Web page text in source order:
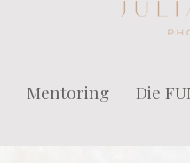
Mentoring Die